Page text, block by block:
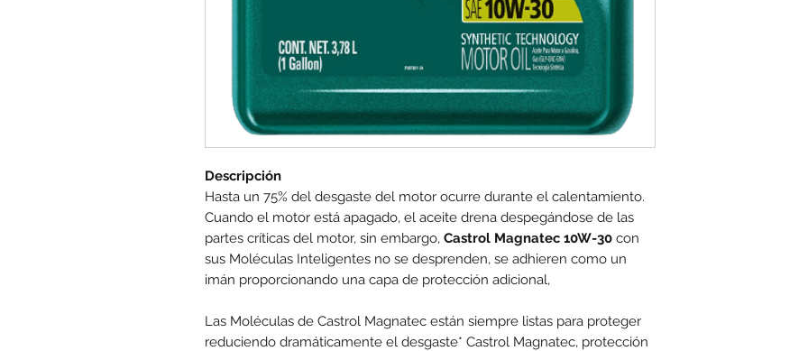
Descripción
Hasta un 75% del desgaste del motor ocurre durante el calentamiento.
Cuando el motor está apagado, el aceite drena despegándose de las
partes críticas del motor, sin embargo, Castrol Magnatec 10W-30 con
sus Moléculas Inteligentes no se desprenden, se adhieren como un
imán proporcionando una capa de protección adicional,
Las Moléculas de Castrol Magnatec están siempre listas para proteger
reduciendo dramáticamente el desgaste* Castrol Magnatec, protección